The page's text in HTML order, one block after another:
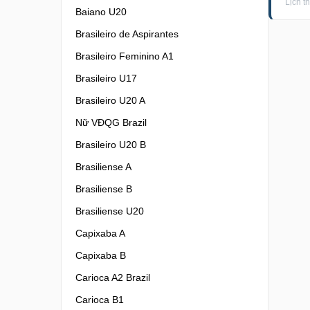
Baiano U20
Brasileiro de Aspirantes
Brasileiro Feminino A1
Brasileiro U17
Brasileiro U20 A
Nữ VĐQG Brazil
Brasileiro U20 B
Brasiliense A
Brasiliense B
Brasiliense U20
Capixaba A
Capixaba B
Carioca A2 Brazil
Carioca B1
Lịch